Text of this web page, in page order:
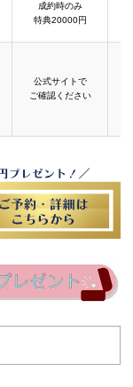
成約時のみ
特典20000円
公式サイトで
ご確認ください